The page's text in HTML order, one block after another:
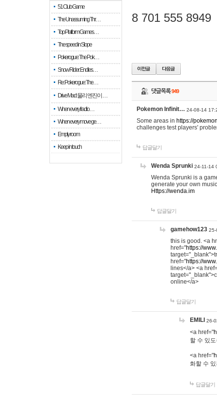
51 Club Game
The Unassuming Thr…
Top Platform Games…
The speed in Slope
Pokerogue: The Pok…
Snow Rider: Endles…
Re: Pokerogue: The…
Drive Mad: 물리 엔진이 …
When every fractio…
When every move ge…
Empty room
Keep in touch
8 701 555 8949
댓글목록949
Pokemon Infinit… 24-08-14
Some areas in https://
challenges test players'
답글달기
Wenda Sprunki 24-11-14
Wenda Sprunki is a
generate your own
Https://wenda.im
답글달기
gamehow123 25-
this is good. <a
href="https://
href="https://
lines</a> <a
online</a>
답글달기
EMILI 26-
<a href="
할 수 있
<a href="
화할 수
답글달기